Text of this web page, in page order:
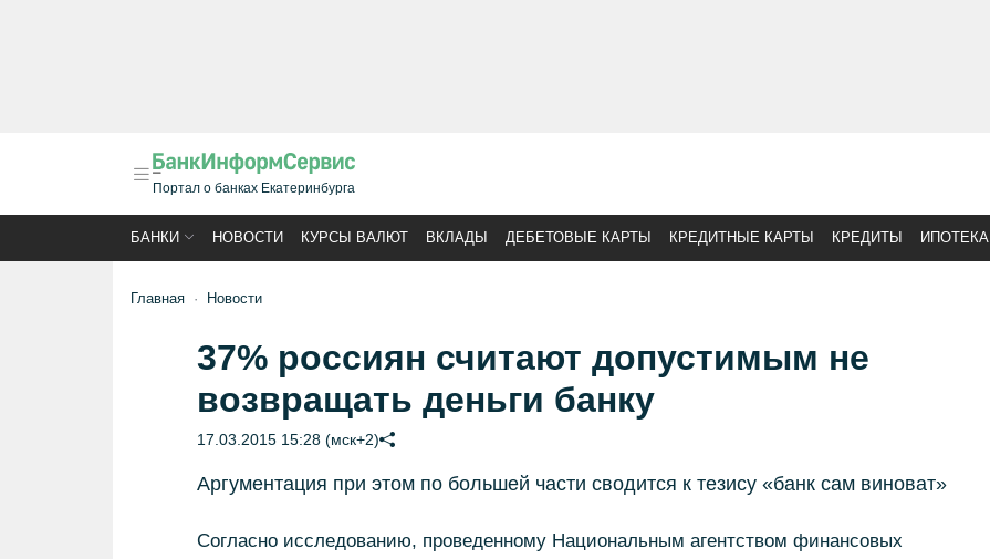
Портал о банках Екатеринбурга
БАНКИ НОВОСТИ КУРСЫ ВАЛЮТ ВКЛАДЫ ДЕБЕТОВЫЕ КАРТЫ КРЕДИТНЫЕ КАРТЫ КРЕДИТЫ ИПОТЕКА
Главная Новости
37% россиян считают допустимым не
возвращать деньги банку
17.03.2015 15:28 (мск+2)
Аргументация при этом по большей части сводится к тезису «банк сам виноват»
Согласно исследованию, проведенному Национальным агентством финансовых